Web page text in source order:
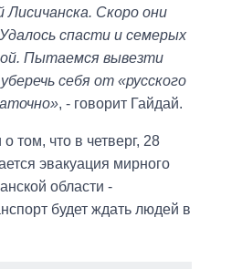
Лисичанска. Скоро они
спасти и семерых
Пытаемся вывезти
себя от «русского
, - говорит Гайдай.
том, что в четверг, 28
эвакуация мирного
области -
будет ждать людей в